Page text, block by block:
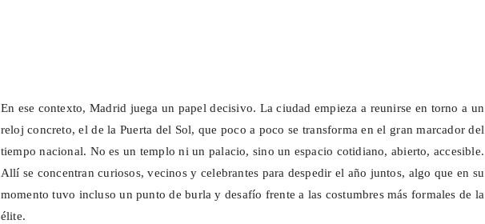
En ese contexto, Madrid juega un papel decisivo. La ciudad empieza a reunirse en torno a un
reloj concreto, el de la Puerta del Sol, que poco a poco se transforma en el gran marcador del
tiempo nacional. No es un templo ni un palacio, sino un espacio cotidiano, abierto, accesible.
Allí se concentran curiosos, vecinos y celebrantes para despedir el año juntos, algo que en su
momento tuvo incluso un punto de burla y desafío frente a las costumbres más formales de la
élite.